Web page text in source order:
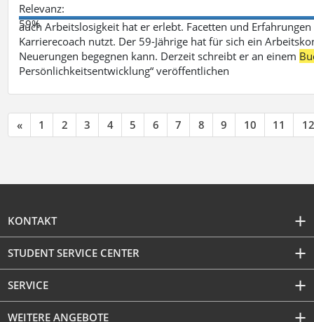
Relevanz:
59%
auch Arbeitslosigkeit hat er erlebt. Facetten und
Karrierecoach nutzt. Der 59-Jährige hat für sich ein
Neuerungen begegnen kann. Derzeit schreibt er an einem
Persönlichkeitsentwicklung“ veröffentlichen
« 1 2 3 4 5 6 7 8 9 10 11 12
KONTAKT
STUDENT SERVICE CENTER
SERVICE
WEITERE ANGEBOTE